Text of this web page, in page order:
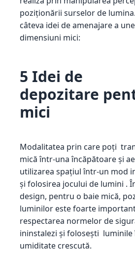
poziționării surselor de
câteva idei de amenajare a
dimensiuni mici:
5 Idei de
depozitare
mici
Modalitatea prin care poți
mică într-una încăpătoare și
utilizarea spațiul într-un mod
și folosirea jocului de lumini .
design, pentru o baie mică,
luminilor este foarte
respectarea normelor de
ininstalezi și folosești luminile
umiditate crescută.